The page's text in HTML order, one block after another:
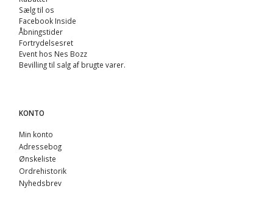
Sælg til os
Facebook Inside
Åbningstider
Fortrydelsesret
Event hos Nes Bozz
Bevilling til salg af brugte varer.
KONTO
Min konto
Adressebog
Ønskeliste
Ordrehistorik
Nyhedsbrev